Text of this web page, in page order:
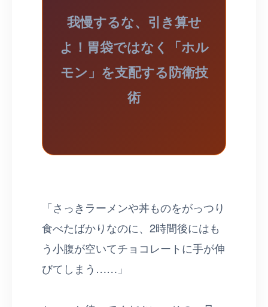
我慢するな、引き算せ
よ！胃袋ではなく「ホル
モン」を支配する防衛技
術
「さっきラーメンや丼ものをがっつり
食べたばかりなのに、2時間後にはも
う小腹が空いてチョコレートに手が伸
びてしまう……」